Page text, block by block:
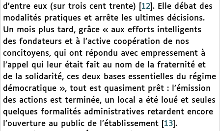
d’entre eux (sur trois cent trente)
12 . Elle débat des
modalités pratiques et arrête les ultimes décisions.
Un mois plus tard, grâce « aux efforts intelligents
des fondateurs et à l’active coopération de nos
concitoyens, qui ont répondu avec empressement à
l’appel qui leur était fait au nom de la fraternité et
de la solidarité, ces deux bases essentielles du régime
démocratique », tout est quasiment prêt : l’émission
des actions est terminée, un local a été loué et seules
quelques formalités administratives retardent encore
l’ouverture au public de l’établissement
13 .